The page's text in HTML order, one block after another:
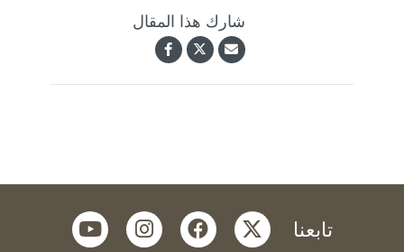
شارك هذا المقال
تابعنا twitter
facebook
instagram
youtube